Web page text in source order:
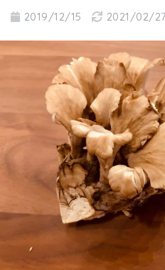
2019/12/15 2021/02/